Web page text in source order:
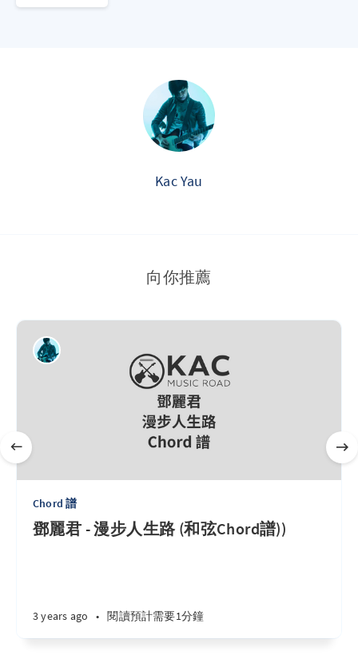
Kac Yau
向你推薦
Chord 譜
鄧麗君 - 漫步人生路 (和弦Chord譜))
3 years ago • 閱讀預計需要1分鐘